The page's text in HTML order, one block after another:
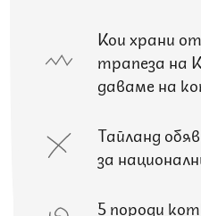
Кои храни
трапеза на
даваме на
Тайланд
за
5 породи